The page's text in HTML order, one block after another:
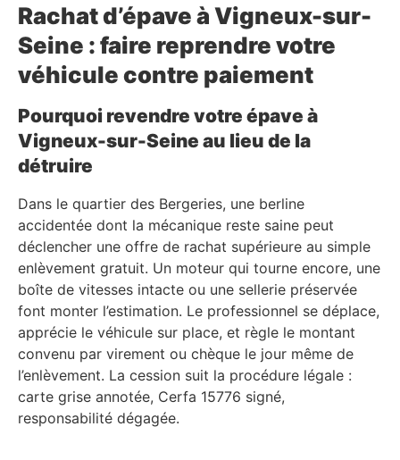
Rachat d’épave à Vigneux-sur-
Seine : faire reprendre votre
véhicule contre paiement
Pourquoi revendre votre épave à
Vigneux-sur-Seine au lieu de la
détruire
Dans le quartier des Bergeries, une berline
accidentée dont la mécanique reste saine peut
déclencher une offre de rachat supérieure au simple
enlèvement gratuit. Un moteur qui tourne encore, une
boîte de vitesses intacte ou une sellerie préservée
font monter l’estimation. Le professionnel se déplace,
apprécie le véhicule sur place, et règle le montant
convenu par virement ou chèque le jour même de
l’enlèvement. La cession suit la procédure légale :
carte grise annotée, Cerfa 15776 signé,
responsabilité dégagée.